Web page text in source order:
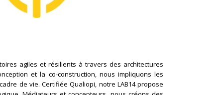
agiles et résilients à travers des architectures
et la co-construction, nous impliquons les
de vie. Certifiée Qualiopi, notre LAB14 propose